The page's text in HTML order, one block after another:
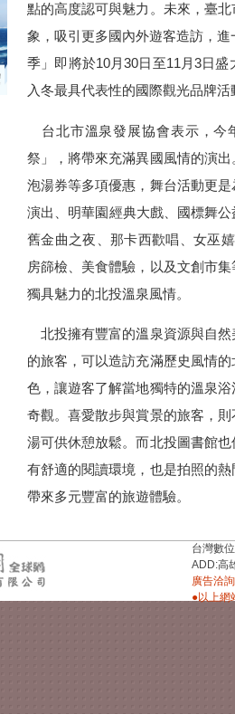
點的高度認可與魅力。未來，臺
象，吸引更多國內外遊客造訪，
季」即將於10月30日至11月3日
入冬最具代表性的國際觀光品牌活
台北市溫泉發展協會表示，今
祭」，將帶來充滿異國風情的演
泡湯券等多項優惠，舞台活動更
演出、明華園經典大戲、國標舞
舊金曲之夜、那卡西歡唱、女巫
房篩檢、美食體驗，以及文創市
獨具魅力的北投溫泉風情。
北投擁有豐富的溫泉資源與自然
的旅客，可以造訪充滿歷史風情
色，讓遊客了解當地獨特的溫泉
奇觀。喜愛散步與賞景的旅客，
湯可供休憩放鬆。而北投圖書館
有舒適的閱讀環境，也是拍照的
帶來多元豐富的旅遊體驗。
台灣數
ADD:高
廣告洽
●以上網